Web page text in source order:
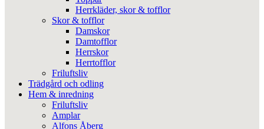
Herrkläder, skor & tofflor
Skor & tofflor
Damskor
Damtofflor
Herrskor
Herrtofflor
Friluftsliv
Trädgård och odling
Hem & inredning
Friluftsliv
Amplar
Alfons Åberg